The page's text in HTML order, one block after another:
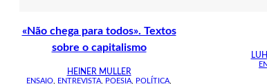
«Não chega para todos». Textos
sobre o capitalismo
HEINER MULLER
ENSAIO ENTREVISTA POESIA POLÍTICA